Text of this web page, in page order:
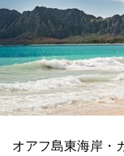
オアフ島東海岸・